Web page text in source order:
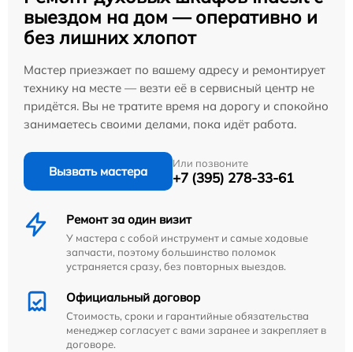
выездом на дом — оперативно и
без лишних хлопот
Мастер приезжает по вашему адресу и ремонтирует
технику на месте — везти её в сервисный центр не
придётся. Вы не тратите время на дорогу и спокойно
занимаетесь своими делами, пока идёт работа.
Вызвать мастера
Или позвоните
+7 (395) 278-33-61
Ремонт за один визит
У мастера с собой инструмент и самые ходовые
запчасти, поэтому большинство поломок
устраняется сразу, без повторных выездов.
Официальный договор
Стоимость, сроки и гарантийные обязательства
менеджер согласует с вами заранее и закрепляет в
договоре.